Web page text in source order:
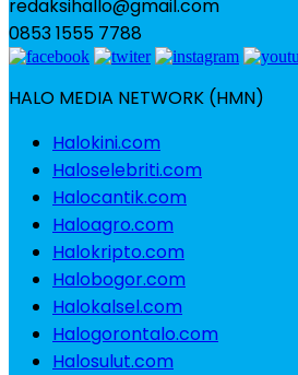
redaksihallo@gmail.com
0853 1555 7788
HALO MEDIA NETWORK (HMN)
Halokini.com
Haloselebriti.com
Halocantik.com
Haloagro.com
Halokripto.com
Halobogor.com
Halokalsel.com
Halogorontalo.com
Halosulut.com